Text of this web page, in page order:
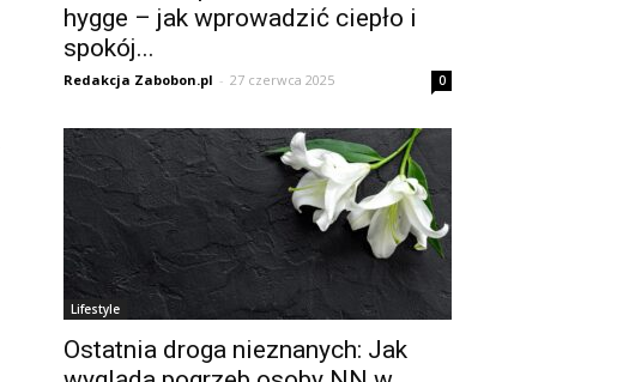
hygge – jak wprowadzić ciepło i
spokój...
Redakcja Zabobon.pl - 27 czerwca 2025 0
Lifestyle
Ostatnia droga nieznanych: Jak